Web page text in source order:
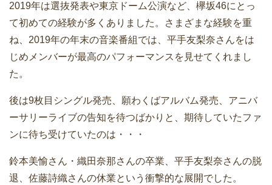
2019年は選抜発表や東京ドーム公演など、欅坂46にとっ
て初めての経験が多くありました。さまざまな経験を重
ね、2019年の年末の音楽番組では、平手友梨奈さんをは
じめメンバーが最高のパフォーマンスを見せてくれまし
た。
後は9枚目シングル発売、願わくばアルバム発売、アニバ
ーサリーライブの告知を待つばかりと、期待していたファ
ンに待ち受けていたのは・・・
鈴本美愉さん・織田奈那さんの卒業、平手友梨奈さんの脱
退、佐藤詩織さんの休業という衝撃的な展開でした。